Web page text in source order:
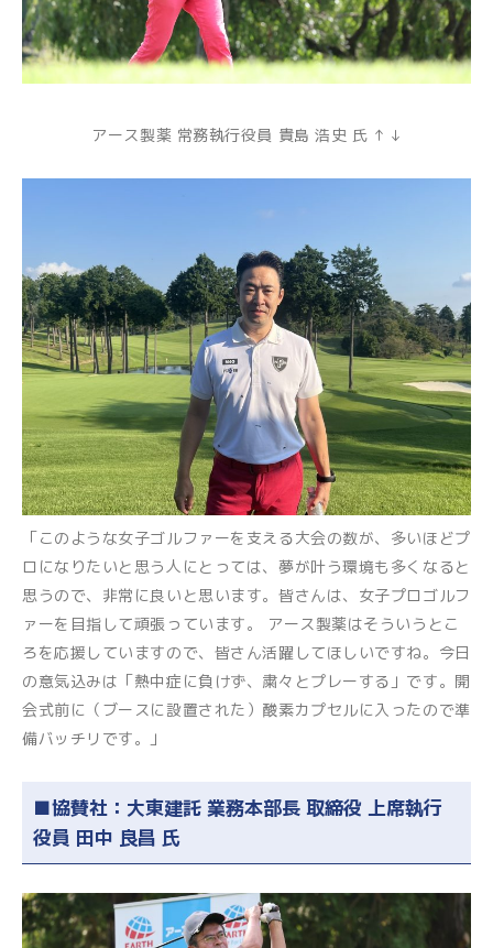
アース製薬 常務執行役員 貴島 浩史 氏 ↑ ↓
「このような女子ゴルファーを支える大会の数が、多いほどプ
ロになりたいと思う人にとっては、夢が叶う環境も多くなると
思うので、非常に良いと思います。皆さんは、女子プロゴルフ
ァーを目指して頑張っています。 アース製薬はそういうとこ
ろを応援していますので、皆さん活躍してほしいですね。今日
の意気込みは「熱中症に負けず、粛々とプレーする」です。開
会式前に（ブースに設置された）酸素カプセルに入ったので準
備バッチリです。」
■協賛社：大東建託 業務本部長 取締役 上席執行
役員 田中 良昌 氏